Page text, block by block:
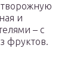
и
– с
фруктов.